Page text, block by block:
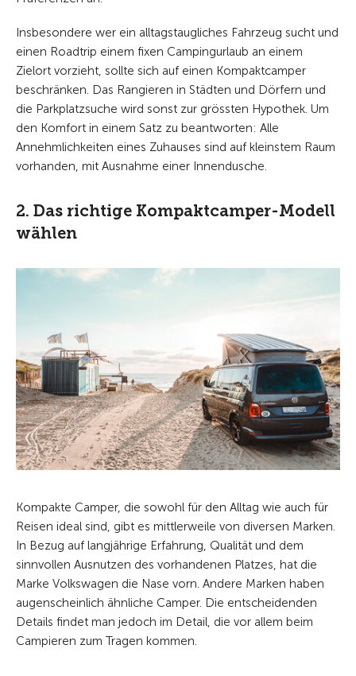
Insbesondere wer ein alltagstaugliches Fahrzeug sucht und
einen Roadtrip einem fixen Campingurlaub an einem
Zielort vorzieht, sollte sich auf einen Kompaktcamper
beschränken. Das Rangieren in Städten und Dörfern und
die Parkplatzsuche wird sonst zur grössten Hypothek. Um
den Komfort in einem Satz zu beantworten: Alle
Annehmlichkeiten eines Zuhauses sind auf kleinstem Raum
vorhanden, mit Ausnahme einer Innendusche.
2. Das richtige Kompaktcamper-Modell
wählen
Kompakte Camper, die sowohl für den Alltag wie auch für
Reisen ideal sind, gibt es mittlerweile von diversen Marken.
In Bezug auf langjährige Erfahrung, Qualität und dem
sinnvollen Ausnutzen des vorhandenen Platzes, hat die
Marke Volkswagen die Nase vorn. Andere Marken haben
augenscheinlich ähnliche Camper. Die entscheidenden
Details findet man jedoch im Detail, die vor allem beim
Campieren zum Tragen kommen.